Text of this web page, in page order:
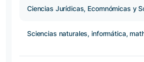
Ciencias Jurídicas, Ecomnómicas y
Sciencias naturales, informática,